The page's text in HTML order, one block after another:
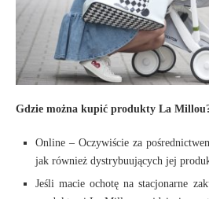
Gdzie można kupić produkty La
Online – Oczywiście za
jak również dystrybuujących jej
Jeśli macie ochotę na stacjonarne